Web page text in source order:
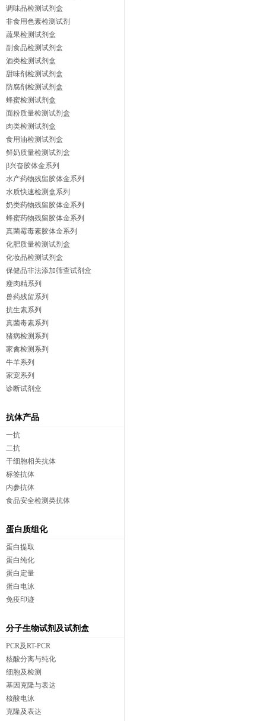
调味品检测试剂盒
非食用色素检测试剂
蔬果检测试剂盒
副食品检测试剂盒
酒类检测试剂盒
甜味剂检测试剂盒
防腐剂检测试剂盒
蜂蜜检测试剂盒
面粉质量检测试剂盒
肉类检测试剂盒
食用油检测试剂盒
鲜奶质量检测试剂盒
β兴奋胶体金系列
水产药物残留胶体金系列
水质快速检测盒系列
奶类药物残留胶体金系列
蜂蜜药物残留胶体金系列
真菌霉毒素胶体金系列
化肥质量检测试剂盒
化妆品检测试剂盒
保健品非法添加筛查试剂盒
瘦肉精系列
兽药残留系列
抗生素系列
真菌毒素系列
猪病检测系列
家禽检测系列
牛羊系列
家宠系列
诊断试剂盒
抗体产品
一抗
二抗
干细胞相关抗体
标签抗体
内参抗体
食品安全检测类抗体
蛋白质组化
蛋白提取
蛋白纯化
蛋白定量
蛋白电泳
免疫印迹
分子生物试剂及试剂盒
PCR及RT-PCR
核酸分离与纯化
细胞及检测
基因克隆与表达
核酸电泳
克隆及表达